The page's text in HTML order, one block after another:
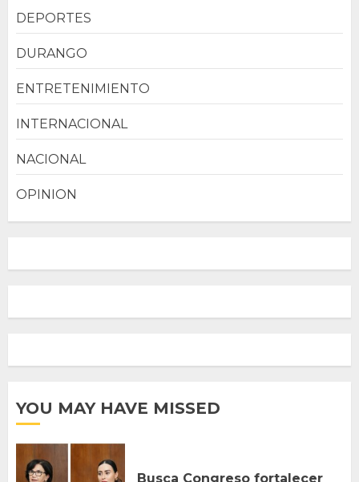
DEPORTES
DURANGO
ENTRETENIMIENTO
INTERNACIONAL
NACIONAL
OPINION
YOU MAY HAVE MISSED
Busca Congreso fortalecer